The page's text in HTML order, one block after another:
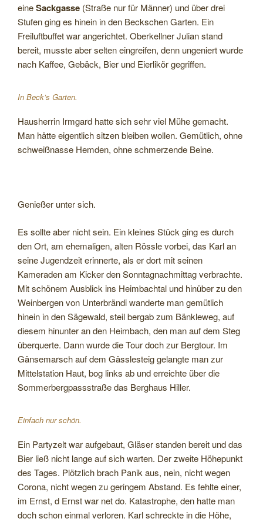
eineSackgasse (Straße nur für Männer) und über drei
Stufen ging es hinein in den Beckschen Garten. Ein
Freiluftbuffet war angerichtet. Oberkellner Julian stand
bereit, musste aber selten eingreifen, denn ungeniert wurde
nach Kaffee, Gebäck, Bier und Eierlikör gegriffen.
In Beck’s Garten.
Hausherrin Irmgard hatte sich sehr viel Mühe gemacht.
Man hätte eigentlich sitzen bleiben wollen. Gemütlich, ohne
schweißnasse Hemden, ohne schmerzende Beine.
Genießer unter sich.
Es sollte aber nicht sein. Ein kleines Stück ging es durch
den Ort, am ehemaligen, alten Rössle vorbei, das Karl an
seine Jugendzeit erinnerte, als er dort mit seinen
Kameraden am Kicker den Sonntagnachmittag verbrachte.
Mit schönem Ausblick ins Heimbachtal und hinüber zu den
Weinbergen von Unterbrändi wanderte man gemütlich
hinein in den Sägewald, steil bergab zum Bänkleweg, auf
diesem hinunter an den Heimbach, den man auf dem Steg
überquerte. Dann wurde die Tour doch zur Bergtour. Im
Gänsemarsch auf dem Gässlesteig gelangte man zur
Mittelstation Haut, bog links ab und erreichte über die
Sommerbergpassstraße das Berghaus Hiller.
Einfach nur schön.
Ein Partyzelt war aufgebaut, Gläser standen bereit und das
Bier ließ nicht lange auf sich warten. Der zweite Höhepunkt
des Tages. Plötzlich brach Panik aus, nein, nicht wegen
Corona, nicht wegen zu geringem Abstand. Es fehlte einer,
im Ernst, d Ernst war net do. Katastrophe, den hatte man
doch schon einmal verloren. Karl schreckte in die Höhe,